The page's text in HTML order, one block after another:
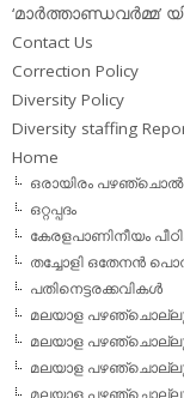
‘മാര്‍ത്താണ്ഡവര്‍മ്മ’
Contact Us
Correction Policy
Diversity Policy
Diversity staffing
Home
ഒരായിരം പഴഞ്ചൊല്‍
ഒറ്റപ്പദം
കേരളപാണിനീയം
തച്ചോളി ഒതേനൻ
പതിനെട്ടരക്കവികള്‍
മലയാള
മലയാള
മലയാള
മലയാള